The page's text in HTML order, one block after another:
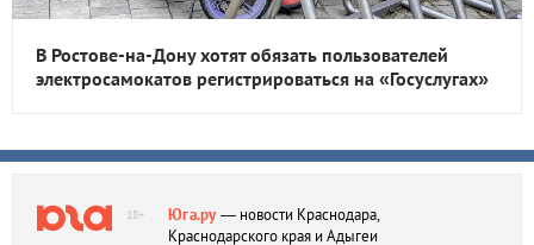
В Ростове-на-Дону хотят обязать пользователей
электросамокатов регистрироваться на «Госуслугах»
18+ Юга.ру— новости Краснодара,
Краснодарского края и Адыгеи